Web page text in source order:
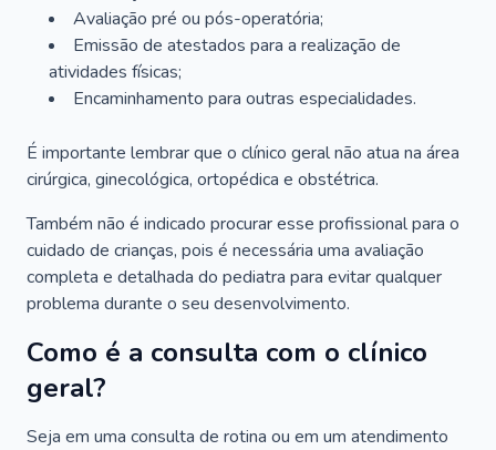
Avaliação pré ou pós-operatória;
Emissão de atestados para a realização de
atividades físicas;
Encaminhamento para outras especialidades.
É importante lembrar que o clínico geral não atua na área
cirúrgica, ginecológica, ortopédica e obstétrica.
Também não é indicado procurar esse profissional para o
cuidado de crianças, pois é necessária uma avaliação
completa e detalhada do pediatra para evitar qualquer
problema durante o seu desenvolvimento.
Como é a consulta com o clínico
geral?
Seja em uma consulta de rotina ou em um atendimento